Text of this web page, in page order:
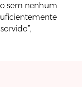
sem nenhum